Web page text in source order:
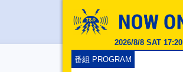
2026/8/8 SAT 17:20
番組 PROGRAM